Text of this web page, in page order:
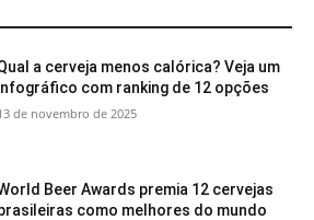
a cerveja menos calórica? Veja um
com ranking de 12 opções
de novembro de 2025
Beer Awards premia 12 cervejas
brasileiras como melhores do mundo